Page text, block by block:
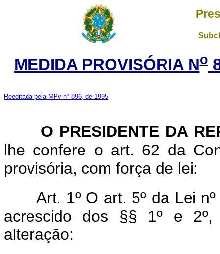
MEDIDA PROVISÓRIA No
Reeditada pela MPv nº 896, de 1995
O PRESIDENTE DA
lhe confere o art. 62 da
provisória, com força de lei:
Art. 1º O art. 5º da Lei
acrescido dos §§ 1º e
alteração: